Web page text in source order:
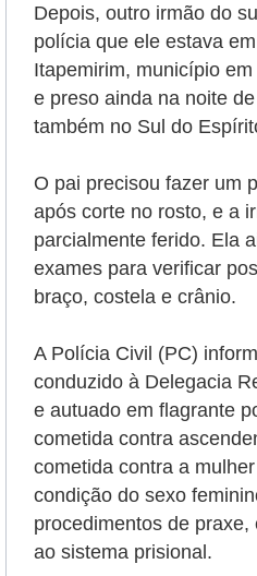
Depois, outro irmão do
polícia que ele estava
Itapemirim, município
e preso ainda na noite
também no Sul do
O pai precisou fazer um
após corte no rosto, e a
parcialmente ferido. Ela
exames para verificar
braço, costela e crânio.
A Polícia Civil (PC)
conduzido à Delegacia
e autuado em flagrante
cometida contra
cometida contra a
condição do sexo
procedimentos de
ao sistema prisional.